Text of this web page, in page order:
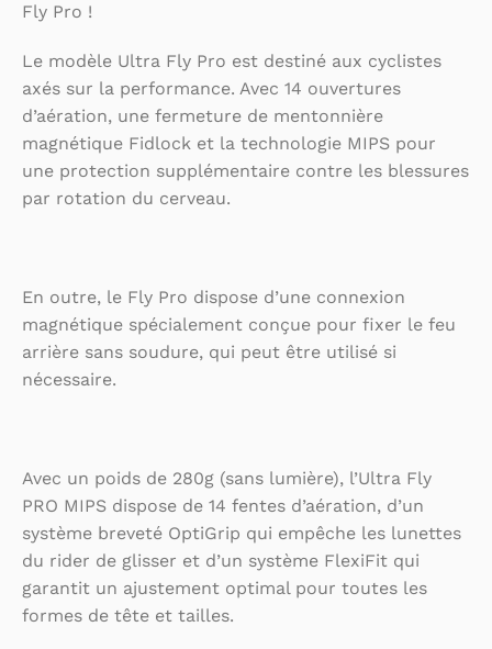
Fly Pro !
Le modèle Ultra Fly Pro est destiné aux cyclistes
axés sur la performance. Avec 14 ouvertures
d’aération, une fermeture de mentonnière
magnétique Fidlock et la technologie MIPS pour
une protection supplémentaire contre les blessures
par rotation du cerveau.
En outre, le Fly Pro dispose d’une connexion
magnétique spécialement conçue pour fixer le feu
arrière sans soudure, qui peut être utilisé si
nécessaire.
Avec un poids de 280g (sans lumière), l’Ultra Fly
PRO MIPS dispose de 14 fentes d’aération, d’un
système breveté OptiGrip qui empêche les lunettes
du rider de glisser et d’un système FlexiFit qui
garantit un ajustement optimal pour toutes les
formes de tête et tailles.